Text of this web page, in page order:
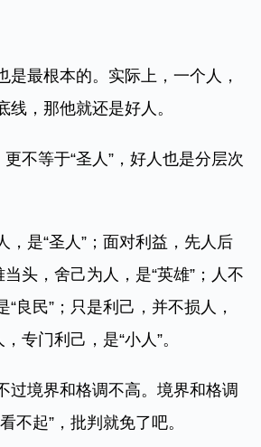
是最根本的。实际上，一个人，
线，那他就还是好人。
更不等于“圣人”，好人也是分层次
，是“圣人”；面对利益，先人后
当头，舍己为人，是“英雄”；人不
良民”；只是利己，并不损人，
专门利己，是“小人”。
过境界和格调不高。境界和格调
不起”，批判就免了吧。